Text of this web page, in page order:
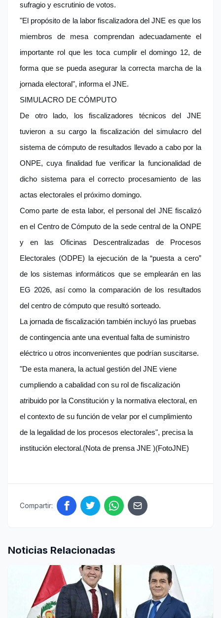
sufragio y escrutinio de votos.
"El propósito de la labor fiscalizadora del JNE es que los
miembros de mesa comprendan adecuadamente el
importante rol que les toca cumplir el domingo 12, de
forma que se pueda asegurar la correcta marcha de la
jornada electoral", informa el JNE.
SIMULACRO DE CÓMPUTO
De otro lado, los fiscalizadores técnicos del JNE
tuvieron a su cargo la fiscalización del simulacro del
sistema de cómputo de resultados llevado a cabo por la
ONPE, cuya finalidad fue verificar la funcionalidad de
dicho sistema para el correcto procesamiento de las
actas electorales el próximo domingo.
Como parte de esta labor, el personal del JNE fiscalizó
en el Centro de Cómputo de la sede central de la ONPE
y en las Oficinas Descentralizadas de Procesos
Electorales (ODPE) la ejecución de la “puesta a cero”
de los sistemas informáticos que se emplearán en las
EG 2026, así como la comparación de los resultados
del centro de cómputo que resultó sorteado.
La jornada de fiscalización también incluyó las pruebas
de contingencia ante una eventual falta de suministro
eléctrico u otros inconvenientes que podrían suscitarse.
"De esta manera, la actual gestión del JNE viene
cumpliendo a cabalidad con su rol de fiscalización
atribuido por la Constitución y la normativa electoral, en
el contexto de su función de velar por el cumplimiento
de la legalidad de los procesos electorales", precisa la
institución electoral.(Nota de prensa JNE )(FotoJNE)
Compartir:
Noticias Relacionadas